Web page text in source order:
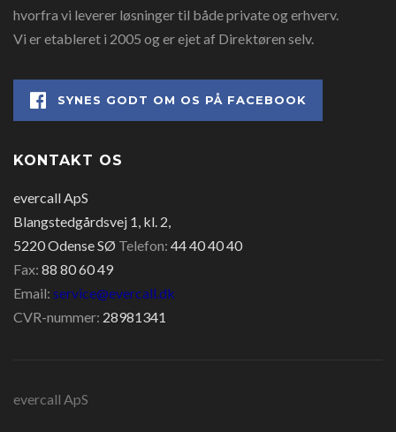
hvorfra vi leverer løsninger til både private og erhverv.
Vi er etableret i 2005 og er ejet af Direktøren selv.
SYNES GODT OM OS PÅ FACEBOOK
KONTAKT OS
evercall ApS
Blangstedgårdsvej 1, kl. 2,
5220 Odense SØ Telefon: 44 40 40 40
Fax: 88 80 60 49
Email: service@evercall.dk
CVR-nummer: 28981341
evercall ApS